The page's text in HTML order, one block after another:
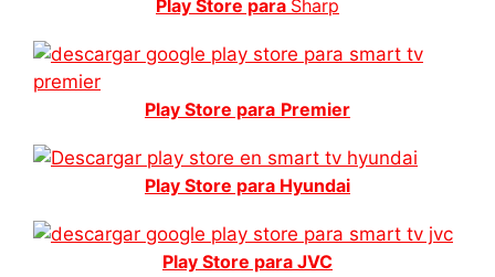
Play Store para Sharp
Play Store para Premier
Play Store para Hyundai
Play Store para JVC